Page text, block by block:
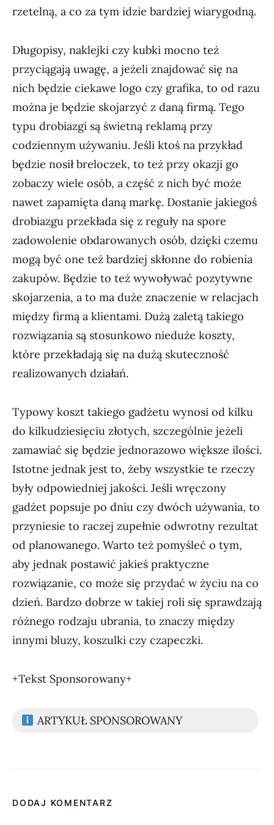
rzetelną, a co za tym idzie bardziej wiarygodną.
Długopisy, naklejki czy kubki mocno też
przyciągają uwagę, a jeżeli znajdować się na
nich będzie ciekawe logo czy grafika, to od razu
można je będzie skojarzyć z daną firmą. Tego
typu drobiazgi są świetną reklamą przy
codziennym używaniu. Jeśli ktoś na przykład
będzie nosił breloczek, to też przy okazji go
zobaczy wiele osób, a część z nich być może
nawet zapamięta daną markę. Dostanie jakiegoś
drobiazgu przekłada się z reguły na spore
zadowolenie obdarowanych osób, dzięki czemu
mogą być one też bardziej skłonne do robienia
zakupów. Będzie to też wywoływać pozytywne
skojarzenia, a to ma duże znaczenie w relacjach
między firmą a klientami. Dużą zaletą takiego
rozwiązania są stosunkowo nieduże koszty,
które przekładają się na dużą skuteczność
realizowanych działań.
Typowy koszt takiego gadżetu wynosi od kilku
do kilkudziesięciu złotych, szczególnie jeżeli
zamawiać się będzie jednorazowo większe ilości.
Istotne jednak jest to, żeby wszystkie te rzeczy
były odpowiedniej jakości. Jeśli wręczony
gadżet popsuje po dniu czy dwóch używania, to
przyniesie to raczej zupełnie odwrotny rezultat
od planowanego. Warto też pomyśleć o tym,
aby jednak postawić jakieś praktyczne
rozwiązanie, co może się przydać w życiu na co
dzień. Bardzo dobrze w takiej roli się sprawdzają
różnego rodzaju ubrania, to znaczy między
innymi bluzy, koszulki czy czapeczki.
+Tekst Sponsorowany+
ARTYKUŁ SPONSOROWANY
DODAJ KOMENTARZ